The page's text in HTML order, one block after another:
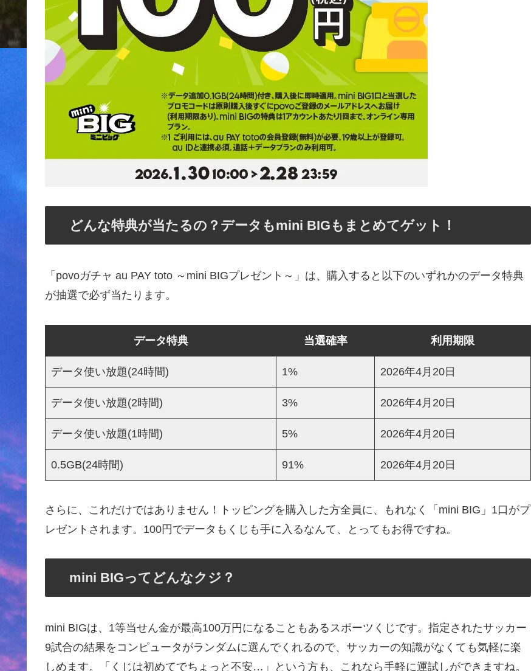
どんな特典が当たるの？データもmini BIGもまとめてゲット！
「povoガチャ au PAY toto ～mini BIGプレゼント～」は、購入すると以下のいずれかのデータ特典
が抽選で必ず当たります。
データ特典 当選確率 利用期限
データ使い放題(24時間) 1% 2026年4月20日
データ使い放題(2時間) 3% 2026年4月20日
データ使い放題(1時間) 5% 2026年4月20日
0.5GB(24時間) 91% 2026年4月20日
さらに、これだけではありません！トッピングを購入した方全員に、もれなく「mini BIG」1口がプ
レゼントされます。100円でデータもくじも手に入るなんて、とってもお得ですね。
mini BIGってどんなクジ？
mini BIGは、1等当せん金が最高100万円になることもあるスポーツくじです。指定されたサッカー
9試合の結果をコンピュータがランダムに選んでくれるので、サッカーの知識がなくても気軽に楽
しめます。「くじは初めてでちょっと不安…」という方も、これなら手軽に運試しができますね。